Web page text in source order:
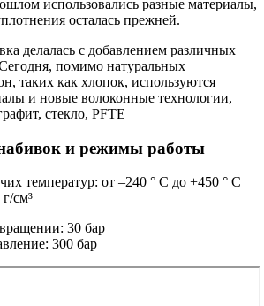
использовались разные материалы,
осталась прежней.
делалась с добавлением различных
помимо натуральных
таких как хлопок, используются
и новые волоконные технологии,
стекло, PFTE
и режимы работы
температур: от –240 ° C до +450 ° C
см³
30 бар
300 бар